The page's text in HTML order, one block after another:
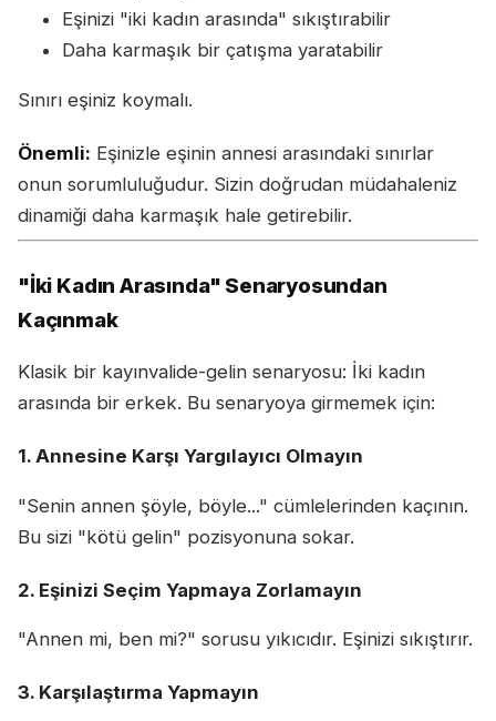
Eşinizi "iki kadın arasında" sıkıştırabilir
Daha karmaşık bir çatışma yaratabilir
Sınırı eşiniz koymalı.
Önemli: Eşinizle eşinin annesi arasındaki sınırlar
onun sorumluluğudur. Sizin doğrudan müdahaleniz
dinamiği daha karmaşık hale getirebilir.
"İki Kadın Arasında" Senaryosundan
Kaçınmak
Klasik bir kayınvalide-gelin senaryosu: İki kadın
arasında bir erkek. Bu senaryoya girmemek için:
1. Annesine Karşı Yargılayıcı Olmayın
"Senin annen şöyle, böyle..." cümlelerinden kaçının.
Bu sizi "kötü gelin" pozisyonuna sokar.
2. Eşinizi Seçim Yapmaya Zorlamayın
"Annen mi, ben mi?" sorusu yıkıcıdır. Eşinizi sıkıştırır.
3. Karşılaştırma Yapmayın